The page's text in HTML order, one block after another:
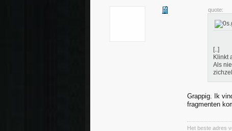
quote:
[..]
Klinkt
Als
Grappig. Ik
fragmenten
Het beste adres